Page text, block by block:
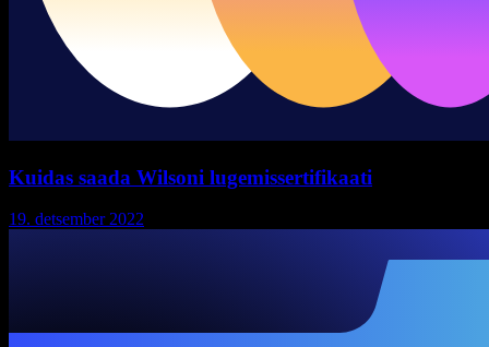
Kuidas saada Wilsoni lugemissertifikaati
19. detsember 2022